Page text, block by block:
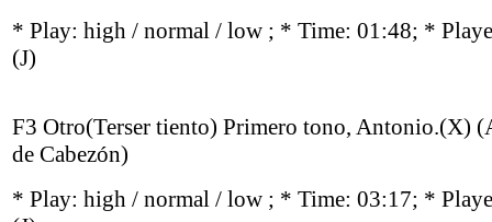
* Play: high / normal / low ; * Time: 01:48; *
(J)
F3 Otro(Terser tiento) Primero tono, Antonio.(X)
de Cabezón)
* Play: high / normal / low ; * Time: 03:17; *